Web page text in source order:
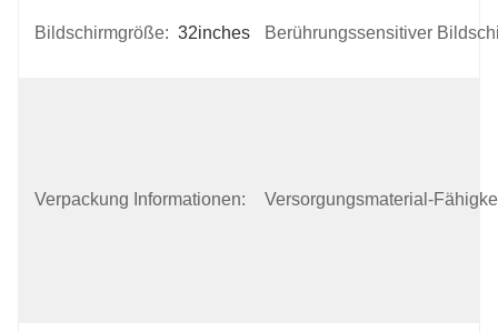
Bildschirmgröße: 32inches Berührungssensitiver
Verpackung Informationen:
Und
Holzkiste
Versorgungsmaterial-